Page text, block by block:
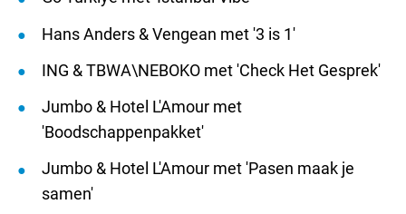
Hans Anders & Vengean met '3 is 1'
ING & TBWA\NEBOKO met 'Check Het Gesprek'
Jumbo & Hotel L'Amour met
'Boodschappenpakket'
Jumbo & Hotel L'Amour met 'Pasen maak je
samen'